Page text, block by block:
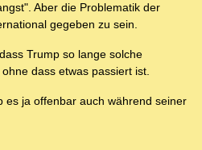
Aber die Problematik der
gegeben zu sein.
Trump so lange solche
dass etwas passiert ist.
es ja offenbar auch während seiner